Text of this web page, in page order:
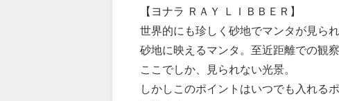
【ヨナラ ＲＡＹ ＬＩＢＢＥＲ】
世界的にも珍しく砂地でマンタが見られ
砂地に映えるマンタ。至近距離での観察
ここでしか、見られない光景。
しかしこのポイントはいつでも入れる